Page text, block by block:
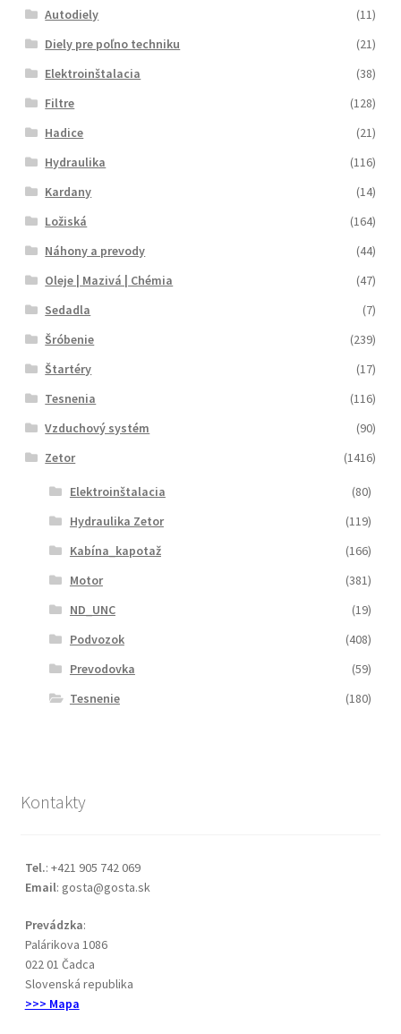
Autodiely
(11)
Diely pre poľno techniku
(21)
Elektroinštalacia
(38)
Filtre
(128)
Hadice
(21)
Hydraulika
(116)
Kardany
(14)
Ložiská
(164)
Náhony a prevody
(44)
Oleje | Mazivá | Chémia
(47)
Sedadla
(7)
Šróbenie
(239)
Štartéry
(17)
Tesnenia
(116)
Vzduchový systém
(90)
Zetor
(1416)
Elektroinštalacia
(80)
Hydraulika Zetor
(119)
Kabína_kapotaž
(166)
Motor
(381)
ND_UNC
(19)
Podvozok
(408)
Prevodovka
(59)
Tesnenie
(180)
Kontakty
Tel.: +421 905 742 069
Email: gosta@gosta.sk
Prevádzka:
Palárikova 1086
022 01 Čadca
Slovenská republika
>>> Mapa